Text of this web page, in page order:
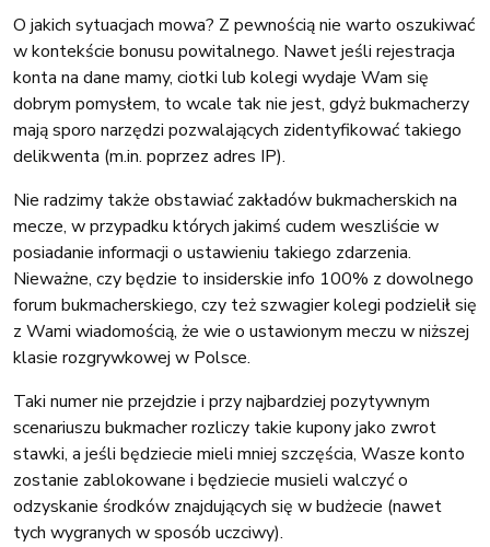
O jakich sytuacjach mowa? Z pewnością nie warto oszukiwać
w kontekście bonusu powitalnego. Nawet jeśli rejestracja
konta na dane mamy, ciotki lub kolegi wydaje Wam się
dobrym pomysłem, to wcale tak nie jest, gdyż bukmacherzy
mają sporo narzędzi pozwalających zidentyfikować takiego
delikwenta (m.in. poprzez adres IP).
Nie radzimy także obstawiać zakładów bukmacherskich na
mecze, w przypadku których jakimś cudem weszliście w
posiadanie informacji o ustawieniu takiego zdarzenia.
Nieważne, czy będzie to insiderskie info 100% z dowolnego
forum bukmacherskiego, czy też szwagier kolegi podzielił się
z Wami wiadomością, że wie o ustawionym meczu w niższej
klasie rozgrywkowej w Polsce.
Taki numer nie przejdzie i przy najbardziej pozytywnym
scenariuszu bukmacher rozliczy takie kupony jako zwrot
stawki, a jeśli będziecie mieli mniej szczęścia, Wasze konto
zostanie zablokowane i będziecie musieli walczyć o
odzyskanie środków znajdujących się w budżecie (nawet
tych wygranych w sposób uczciwy).